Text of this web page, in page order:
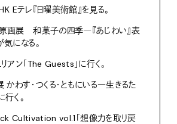
Eテレ『日曜美術館』を見る。
画展 和菓子の四季―『あじわい』表
気になる。
リアン「The Guests」に行く。
かわす・つくる・ともにいる―生きるた
行く。
Cultivation vol.1「想像力を取り戻